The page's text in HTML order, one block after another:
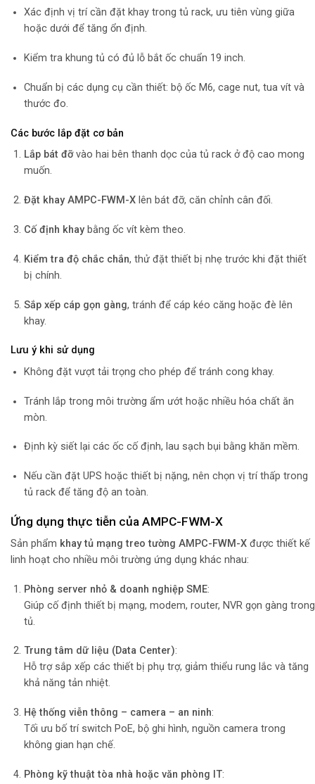
Xác định vị trí cần đặt khay trong tủ rack, ưu tiên vùng giữa
hoặc dưới để tăng ổn định.
Kiểm tra khung tủ có đủ lỗ bắt ốc chuẩn 19 inch.
Chuẩn bị các dụng cụ cần thiết: bộ ốc M6, cage nut, tua vít và
thước đo.
Các bước lắp đặt cơ bản
Lắp bát đỡvào hai bên thanh dọc của tủ rack ở độ cao mong
muốn.
Đặt khay AMPC-FWM-Xlên bát đỡ, căn chỉnh cân đối.
Cố định khaybằng ốc vít kèm theo.
Kiểm tra độ chắc chắn, thử đặt thiết bị nhẹ trước khi đặt thiết
bị chính.
Sắp xếp cáp gọn gàng, tránh để cáp kéo căng hoặc đè lên
khay.
Lưu ý khi sử dụng
Không đặt vượt tải trọng cho phép để tránh cong khay.
Tránh lắp trong môi trường ẩm ướt hoặc nhiều hóa chất ăn
mòn.
Định kỳ siết lại các ốc cố định, lau sạch bụi bằng khăn mềm.
Nếu cần đặt UPS hoặc thiết bị nặng, nên chọn vị trí thấp trong
tủ rack để tăng độ an toàn.
Ứng dụng thực tiễn của AMPC-FWM-X
Sản phẩm khay tủ mạng treo tường AMPC-FWM-X được thiết kế
linh hoạt cho nhiều môi trường ứng dụng khác nhau:
Phòng server nhỏ & doanh nghiệp SME:
Giúp cố định thiết bị mạng, modem, router, NVR gọn gàng trong
tủ.
Trung tâm dữ liệu (Data Center):
Hỗ trợ sắp xếp các thiết bị phụ trợ, giảm thiểu rung lắc và tăng
khả năng tản nhiệt.
Hệ thống viễn thông – camera – an ninh:
Tối ưu bố trí switch PoE, bộ ghi hình, nguồn camera trong
không gian hạn chế.
Phòng kỹ thuật tòa nhà hoặc văn phòng IT: